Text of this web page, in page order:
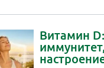
Витамин